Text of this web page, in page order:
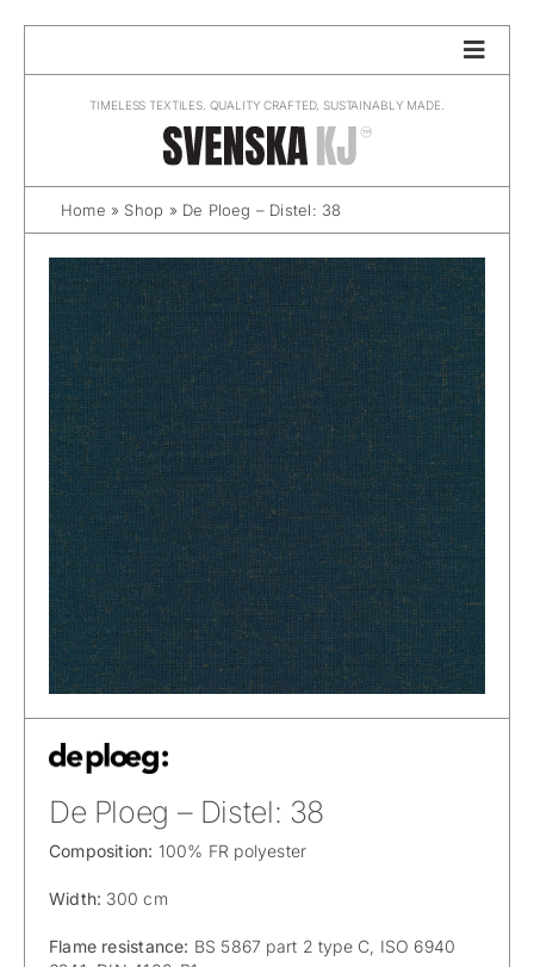
TIMELESS TEXTILES. QUALITY CRAFTED, SUSTAINABLY MADE.
Home » Shop » De Ploeg – Distel: 38
De Ploeg – Distel: 38
Composition: 100% FR polyester
Width: 300 cm
Flame resistance: BS 5867 part 2 type C, ISO 6940